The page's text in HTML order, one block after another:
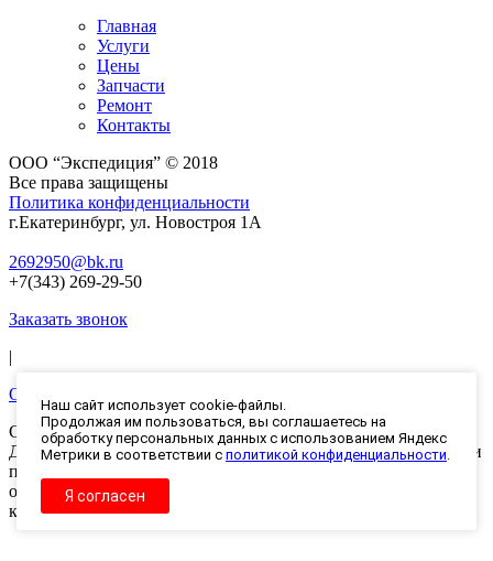
Главная
Услуги
Цены
Запчасти
Ремонт
Контакты
ООО “Экспедиция” © 2018
Все права защищены
Политика конфиденциальности
г.Екатеринбург, ул. Новостроя 1А
2692950@bk.ru
+7(343) 269-29-50
Заказать звонок
|
Оставить заявку
Создание и продвижение сайтаSEO-URAL
Данный интернет-сайт носит информационный характер и ни
при каких условиях не является публичной офертой, которая
определяется положениями Статьи 437 (2) Гражданского
кодекса РФ.
Наш сайт использует cookie-файлы.
Продолжая им пользоваться, вы соглашаетесь на
обработку персональных данных с использованием Яндекс
Метрики в соответствии с политикой конфиденциальности.
Я согласен